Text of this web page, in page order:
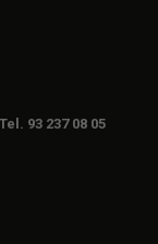
93 237 08 05